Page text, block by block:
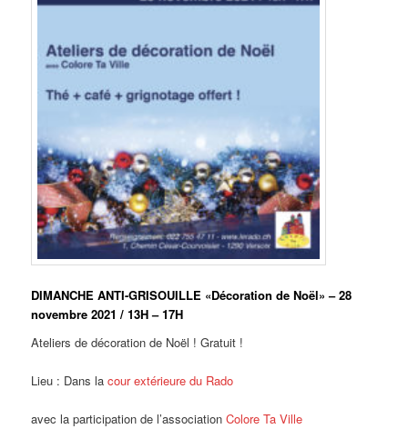
DIMANCHE ANTI-GRISOUILLE «Décoration de Noël» – 28
novembre 2021 / 13H – 17H
Ateliers de décoration de Noël ! Gratuit !
Lieu : Dans lacour extérieure du Rado
avec la participation de l’associationColore Ta Ville